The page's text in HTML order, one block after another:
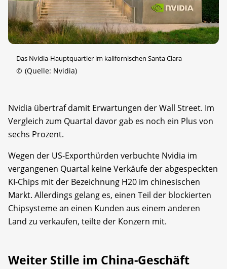
Das Nvidia-Hauptquartier im kalifornischen Santa Clara
© (Quelle: Nvidia)
Nvidia übertraf damit Erwartungen der Wall Street. Im
Vergleich zum Quartal davor gab es noch ein Plus von
sechs Prozent.
Wegen der US-Exporthürden verbuchte Nvidia im
vergangenen Quartal keine Verkäufe der abgespeckten
KI-Chips mit der Bezeichnung H20 im chinesischen
Markt. Allerdings gelang es, einen Teil der blockierten
Chipsysteme an einen Kunden aus einem anderen
Land zu verkaufen, teilte der Konzern mit.
Weiter Stille im China-Geschäft